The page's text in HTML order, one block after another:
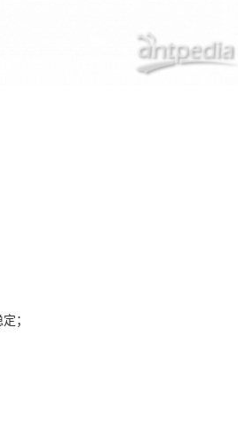
；